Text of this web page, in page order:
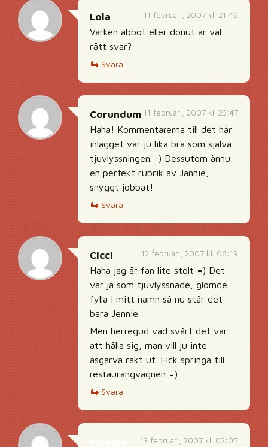
11 februari, 2007 kl. 21:49
Lola
Varken abbot eller donut är väl
rätt svar?
Svara
11 februari, 2007 kl. 23:47
Corundum
Haha! Kommentarerna till det här
inlägget var ju lika bra som själva
tjuvlyssningen. :) Dessutom ännu
en perfekt rubrik av Jannie,
snyggt jobbat!
Svara
12 februari, 2007 kl. 08:19
Cicci
Haha jag är fan lite stolt =) Det
var ja som tjuvlyssnade, glömde
fylla i mitt namn så nu står det
bara Jennie.
Men herregud vad svårt det var
att hålla sig, man vill ju inte
asgarva rakt ut. Fick springa till
restaurangvagnen =)
Svara
13 februari, 2007 kl. 02:05